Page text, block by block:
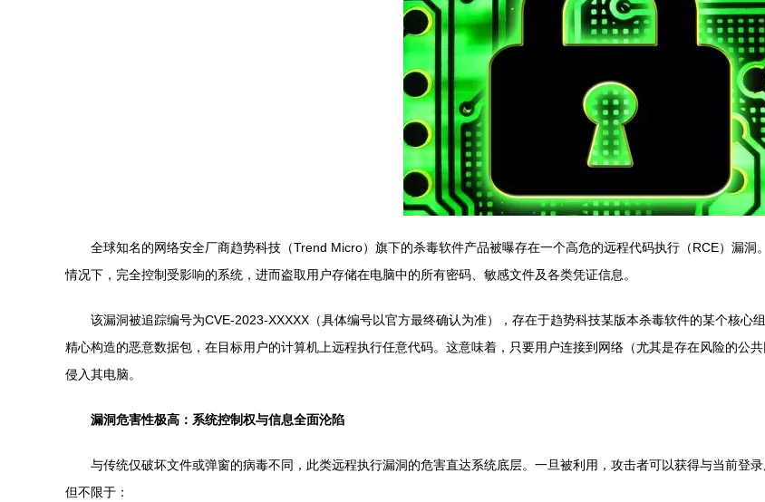
全球知名的网络安全厂商趋势科技（Trend Micro）旗下的杀毒软件产品被曝存在一个高危的远程代码执行（RCE）漏
情况下，完全控制受影响的系统，进而盗取用户存储在电脑中的所有密码、敏感文件及各类凭证信息。
该漏洞被追踪编号为CVE-2023-XXXXX（具体编号以官方最终确认为准），存在于趋势科技某版本杀毒软件的某个核心
精心构造的恶意数据包，在目标用户的计算机上远程执行任意代码。这意味着，只要用户连接到网络（尤其是存在风险的公
侵入其电脑。
漏洞危害性极高：系统控制权与信息全面沦陷
与传统仅破坏文件或弹窗的病毒不同，此类远程执行漏洞的危害直达系统底层。一旦被利用，攻击者可以获得与当前登
但不限于：